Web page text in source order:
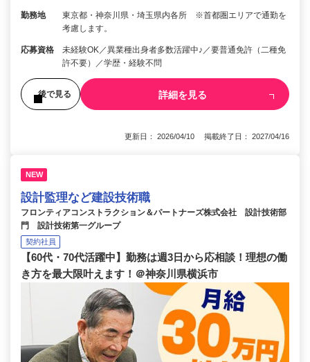
勤務地
東京都・神奈川県・埼玉県内各所 ※首都圏エリアで通勤を
考慮します。
応募資格
未経験OK／異業種出身者多数活躍中♪／要普通免許（二種免
許不要）／学歴・経験不問
後で見る 詳細を見る
更新日： 2026/04/10 掲載終了日： 2027/04/16
NEW
設計監理など建設技術職
フロンティアコンストラクション＆パートナーズ株式会社 設計技術部
門 設計技術第一グループ
契約社員
【60代・70代活躍中】勤務は週3日から応相談！理想の働
き方を最大限叶えます！＠神奈川県横浜市